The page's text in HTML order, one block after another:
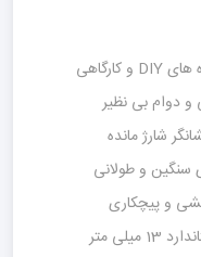
و دوام بی نظیر
و پیچکاری
متر